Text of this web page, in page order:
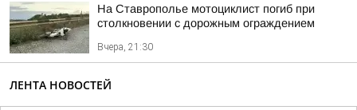
На Ставрополье мотоциклист погиб при
столкновении с дорожным ограждением
Вчера, 21:30
ЛЕНТА НОВОСТЕЙ